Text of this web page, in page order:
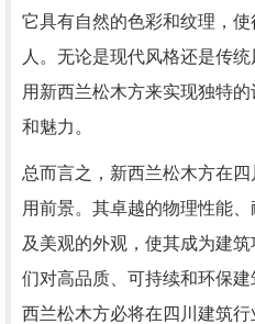
它具有自然的色彩和纹理，使
人。无论是现代风格还是传
用新西兰松木方来实现独特
和魅力。
总而言之，新西兰松木方在
用前景。其卓越的物理性能
及美观的外观，使其成为建
们对高品质、可持续和环保
西兰松木方必将在四川建筑